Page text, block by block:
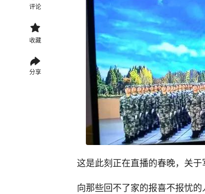
评论
收藏
分享
这是此刻正在直播的春晚，关于
向那些回不了家的报喜不报忧的